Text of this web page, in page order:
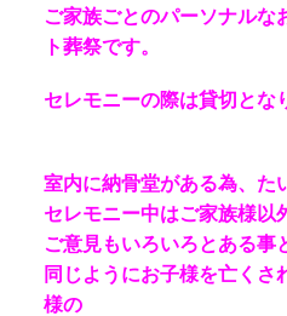
ご家族ごとのパーソナルな
ト葬祭です。
セレモニーの際は貸切とな
室内に納骨堂がある為、た
セレモニー中はご家族様以
ご意見もいろいろとある事
同じようにお子様を亡くさ
様の